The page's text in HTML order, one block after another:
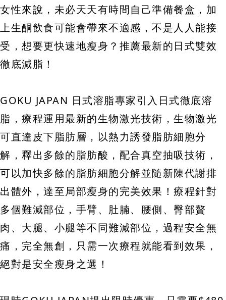
女性來說，未必天天有時間自己準備餐盒，加
上生酮飲食可能會帶來不適感，不是人人能接
受，想要更快速地瘦身？推薦最新的日式雙效
徹底減脂！
GOKU JAPAN 日式溶脂專家引入日式徹底溶
脂，療程運用最新的生物激光技術，生物激光
可直達皮下脂肪層，以熱力誘發脂肪細胞分
解，釋出多餘的脂肪酸，配合真空抽吸技術，
可以加快多餘的脂肪細胞分解並隨新陳代謝排
出體外，達至局部瘦身的完美效果！療程針對
多個難減部位，手臂、肚腩、腰側、臀部贅
肉、大腿、小腿等不同難減部位，過程安全無
痛，完全無創，只需一次療程就能看到效果，
絕對是安全瘦身之選！